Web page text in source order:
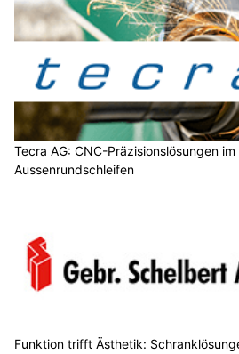
Tecra AG: CNC-Präzisionslösungen
Aussenrundschleifen
Funktion trifft Ästhetik: